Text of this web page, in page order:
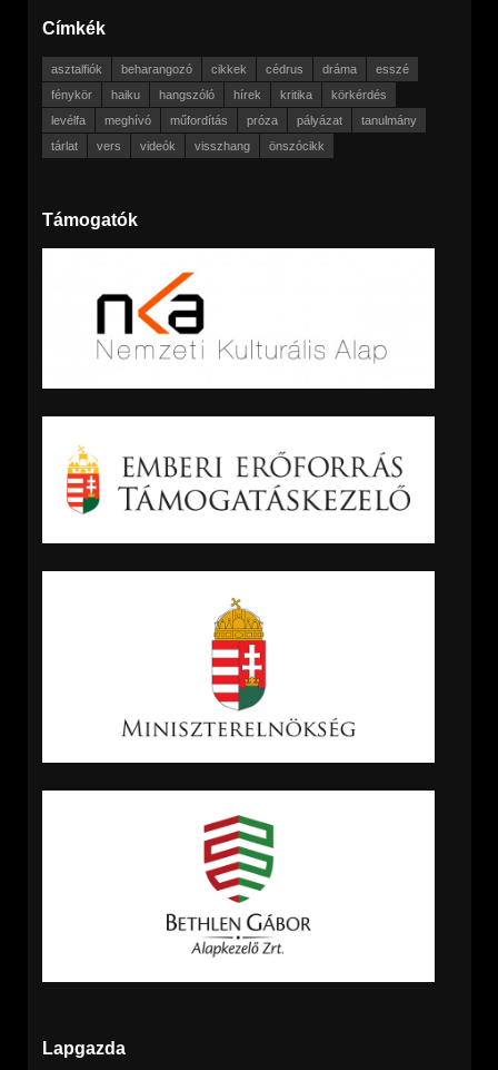
Címkék
asztalfiók beharangozó cikkek cédrus dráma
esszé
fénykör
haiku hangszóló hírek kritika
körkérdés
levélfa
meghívó műfordítás próza pályázat
tanulmány
tárlat
vers videók visszhang önszócikk
Támogatók
Lapgazda